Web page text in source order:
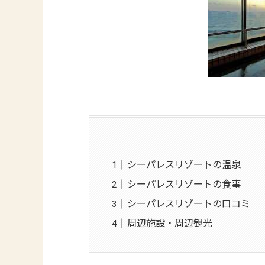
シーパレスリゾートの温泉
シーパレスリゾートの食事
シーパレスリゾートの口コミ
周辺施設・周辺観光